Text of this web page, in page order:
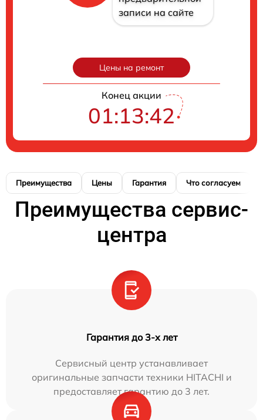
записи на сайте
Цены на ремонт
Конец акции
01:13:40
Преимущества Цены Гарантия Что согласуем
Преимущества сервис-
центра
Гарантия до 3-х лет
Сервисный центр устанавливает
оригинальные запчасти техники HITACHI и
предоставляет гарантию до 3 лет.